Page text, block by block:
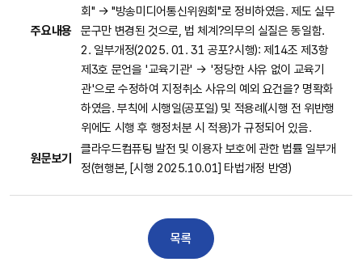
주요내용
회" → "방송미디어통신위원회"로 정비하였음. 제도 실무
문구만 변경된 것으로, 법 체계?의무의 실질은 동일함.
2. 일부개정(2025. 01. 31 공포?시행): 제 14조 제3항
제3호 문언을 '교육기관' → '정당한 사유 없이 교육기
관'으로 수정하여 지정취소 사유의 예외 요건을? 명확화
하였음. 부칙에 시행일(공포일) 및 적용례(시행 전 위반행
위에도 시행 후 행정처분 시 적용)가 규정되어 있음.
원문보기
클라우드컴퓨팅 발전 및 이용자 보호에 관한 법률 일부개
정(현행본, [시행 2025.10.01] 타법개정 반영)
목록